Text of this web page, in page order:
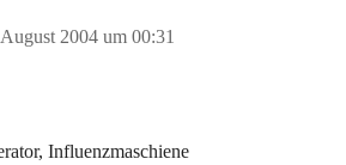
2004 um 00:31
Influenzmaschiene